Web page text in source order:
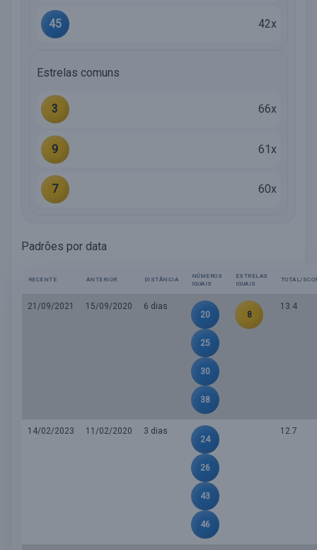
45 42x
Estrelas comuns
3 66x
9 61x
7 60x
Padrões por data
RECENTE ANTERIOR DISTÂNCIA
NÚMEROS
IGUAIS
ESTRELAS
IGUAIS
TOTAL/
21/09/2021 15/09/2020
6 dias
20
25
30
38
8
13.4
14/02/2023 11/02/2020
3 dias
24
26
43
46
12.7